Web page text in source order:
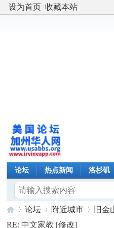
设为首页 收藏本站
论坛 热点新闻 洛杉矶
论坛 附近城市 旧金
RE: 中文家教 [修改]